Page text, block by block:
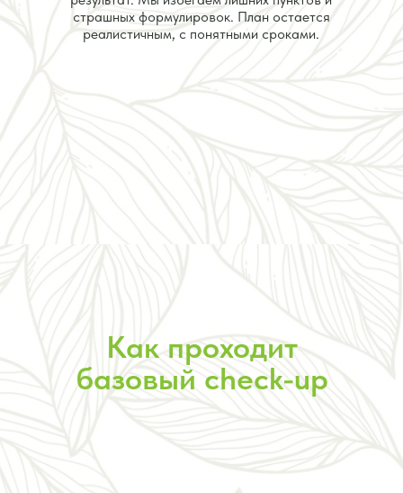
страшных формулировок. План остается
реалистичным, с понятными сроками.
Как проходит
базовый check-up